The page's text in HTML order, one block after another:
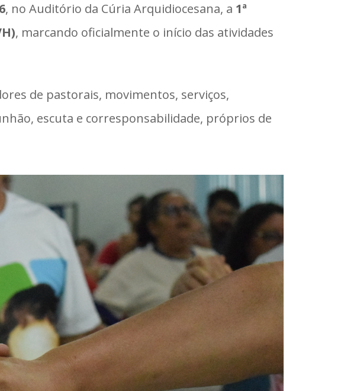
, no Auditório da Cúria Arquidiocesana, a 1ª
, marcando oficialmente o início das atividades
de pastorais, movimentos, serviços,
escuta e corresponsabilidade, próprios de